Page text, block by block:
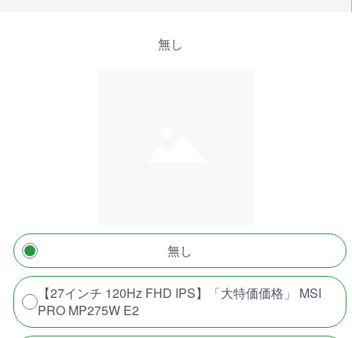
無し
無し
【27インチ 120Hz FHD IPS】「大特価価格」 MSI
PRO MP275W E2